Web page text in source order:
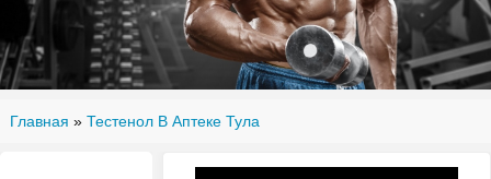
Главная » Тестенол В Аптеке Тула